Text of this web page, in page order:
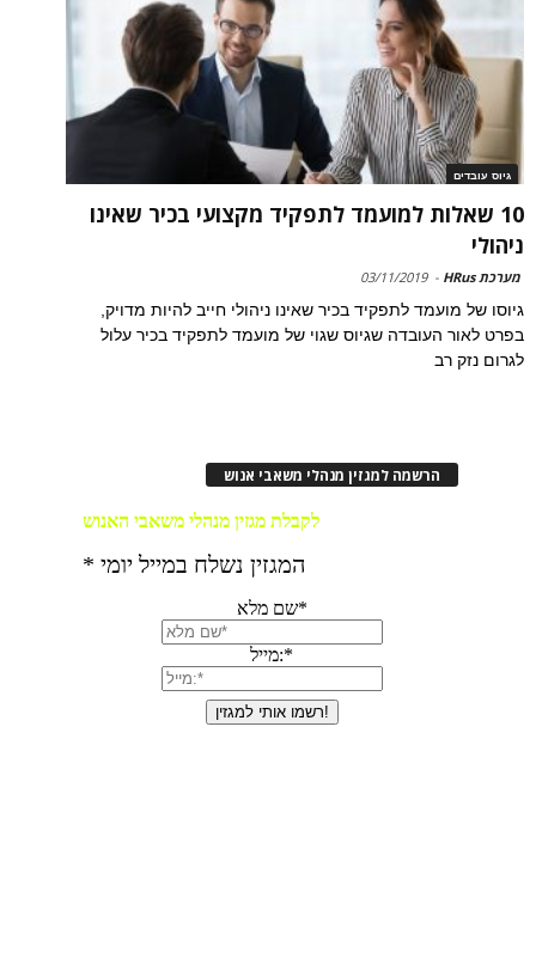
גיוס עובדים
10 שאלות למועמד לתפקיד מקצועי בכיר שאינו
ניהולי
מערכת HRus -
03/11/2019
גיוסו של מועמד לתפקיד בכיר שאינו ניהולי חייב להיות מדויק,
בפרט לאור העובדה שגיוס שגוי של מועמד לתפקיד בכיר עלול
לגרום נזק רב
הרשמה למגזין מנהלי משאבי אנוש